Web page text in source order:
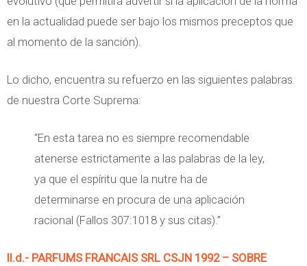
en la actualidad puede ser bajo los mismos preceptos que
al momento de la sanción).
Lo dicho, encuentra su refuerzo en las siguientes palabras
de nuestra Corte Suprema:
“En esta tarea no es siempre recomendable
atenerse estrictamente a las palabras de la ley,
ya que el espíritu que la nutre ha de
determinarse en procura de una aplicación
racional (Fallos 307:1018 y sus citas).”
II.d.- PARFUMS FRANCAIS SRL CSJN 1992 – SOBRE